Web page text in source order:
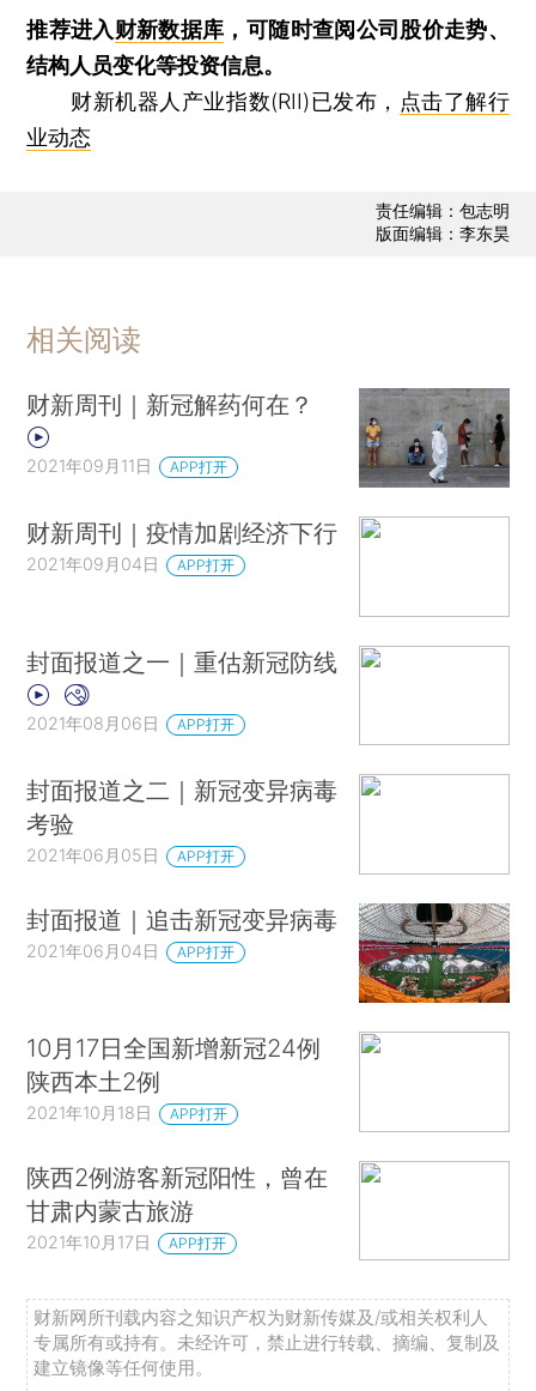
推荐进入财新数据库 ，可随时查阅公司股价走势、
结构人员变化等投资信息。
财新机器人产业指数(RII)已发布， 点击了解行
业动态
责任编辑：包志明
版面编辑：李东昊
相关阅读
财新周刊｜新冠解药何在？
2021年09月11日 APP打开
财新周刊｜疫情加剧经济下行
2021年09月04日 APP打开
封面报道之一｜重估新冠防线
2021年08月06日 APP打开
封面报道之二｜新冠变异病毒
考验
2021年06月05日 APP打开
封面报道｜追击新冠变异病毒
2021年06月04日 APP打开
10月17日全国新增新冠24例
陕西本土2例
2021年10月18日 APP打开
陕西2例游客新冠阳性，曾在
甘肃内蒙古旅游
2021年10月17日 APP打开
财新网所刊载内容之知识产权为财新传媒及/或相关权利人
专属所有或持有。未经许可，禁止进行转载、摘编、复制及
建立镜像等任何使用。